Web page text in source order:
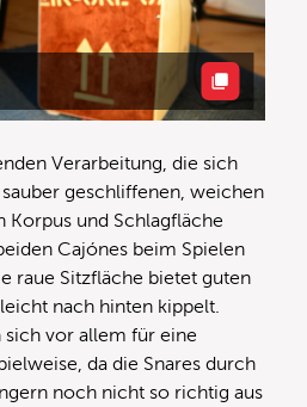
Verarbeitung, die sich
geschliffenen, weichen
Korpus und Schlagfläche
Cajónes beim Spielen
raue Sitzfläche bietet guten
nach hinten kippelt.
sich vor allem für eine
da die Snares durch
noch nicht so richtig aus